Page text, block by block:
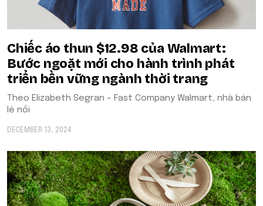
Chiếc áo thun $12.98 của Walmart:
Bước ngoặt mới cho hành trình phát
triển bền vững ngành thời trang
Theo Elizabeth Segran – Fast Company Walmart, nhà bán
lẻ nổi
DECEMBER 13, 2024